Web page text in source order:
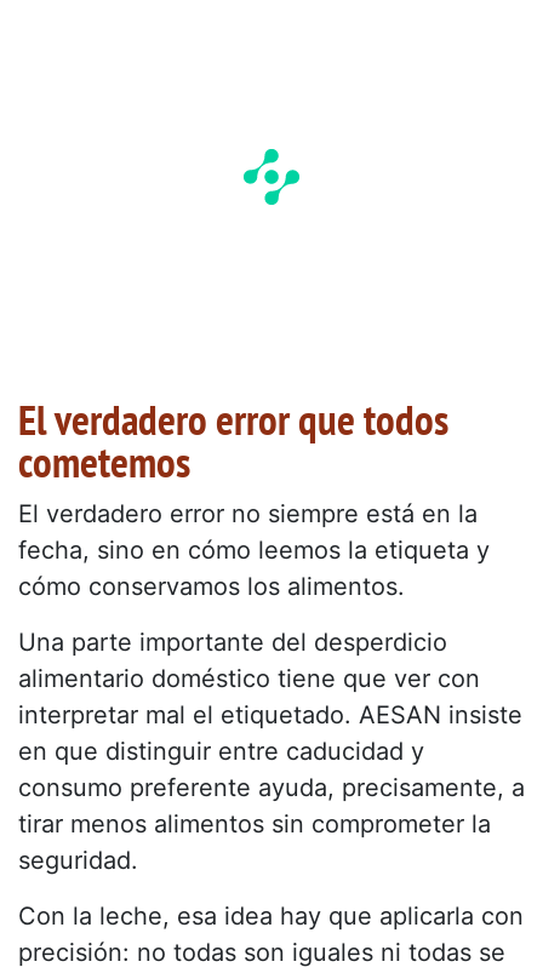
El verdadero error que todos
cometemos
El verdadero error no siempre está en la
fecha, sino en cómo leemos la etiqueta y
cómo conservamos los alimentos.
Una parte importante del desperdicio
alimentario doméstico tiene que ver con
interpretar mal el etiquetado. AESAN insiste
en que distinguir entre caducidad y
consumo preferente ayuda, precisamente, a
tirar menos alimentos sin comprometer la
seguridad.
Con la leche, esa idea hay que aplicarla con
precisión: no todas son iguales ni todas se